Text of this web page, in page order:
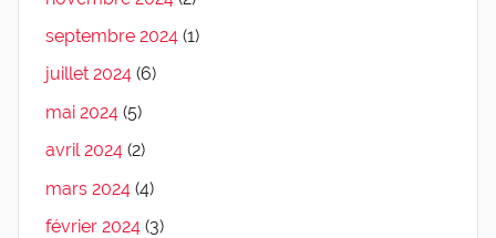
septembre 2024 (1)
juillet 2024 (6)
mai 2024 (5)
avril 2024 (2)
mars 2024 (4)
février 2024 (3)